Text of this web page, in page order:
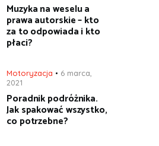
Muzyka na weselu a
prawa autorskie – kto
za to odpowiada i kto
płaci?
Motoryzacja
6 marca,
2021
Poradnik podróżnika.
Jak spakować wszystko,
co potrzebne?